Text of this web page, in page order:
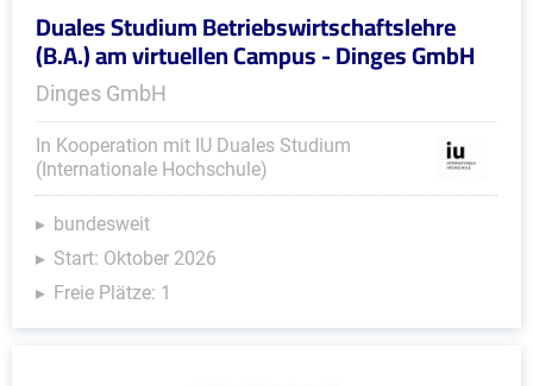
Duales Studium Betriebswirtschaftslehre
(B.A.) am virtuellen Campus - Dinges GmbH
Dinges GmbH
In Kooperation mit IU Duales Studium
(Internationale Hochschule)
bundesweit
Start: Oktober 2026
Freie Plätze: 1